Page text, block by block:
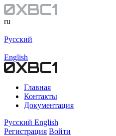
ru
Русский
English
Главная
Контакты
Документация
Русский English
Регистрация Войти